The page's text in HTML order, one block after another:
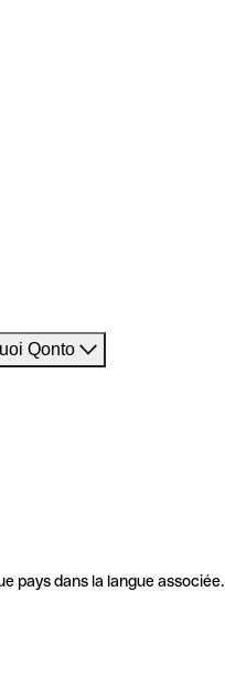
Qonto
pays dans la langue associée.